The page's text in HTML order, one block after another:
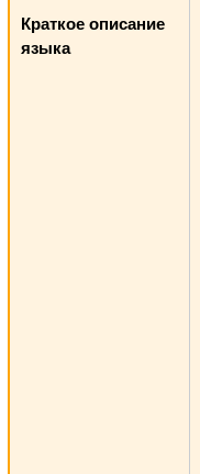
Краткое описание
языка